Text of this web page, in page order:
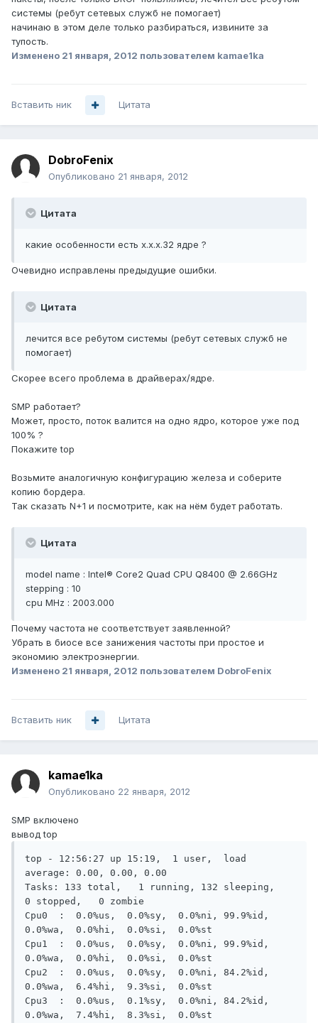
системы (ребут сетевых служб не помогает)
начинаю в этом деле только разбираться, извините за
тупость.
Изменено 21 января, 2012 пользователем kamae1ka
Вставить ник Цитата
DobroFenix
Опубликовано 21 января, 2012
Цитата
какие особенности есть х.х.х.32 ядре ?
Очевидно исправлены предыдущие ошибки.
Цитата
лечится все ребутом системы (ребут сетевых служб не
помогает)
Скорее всего проблема в драйверах/ядре.
SMP работает?
Может, просто, поток валится на одно ядро, которое уже под
100% ?
Покажите top
Возьмите аналогичную конфигурацию железа и соберите
копию бордера.
Так сказать N+1 и посмотрите, как на нём будет работать.
Цитата
model name : Intel® Core2 Quad CPU Q8400 @ 2.66GHz
stepping : 10
cpu MHz : 2003.000
Почему частота не соответствует заявленной?
Убрать в биосе все занижения частоты при простое и
экономию электроэнергии.
Изменено 21 января, 2012 пользователем DobroFenix
Вставить ник Цитата
kamae1ka
Опубликовано 22 января, 2012
SMP включено
вывод top
top - 12:56:27 up 15:19,  1 user,  load
average: 0.00, 0.00, 0.00
Tasks: 133 total,   1 running, 132 sleeping,
0 stopped,   0 zombie
Cpu0  :  0.0%us,  0.0%sy,  0.0%ni, 99.9%id,
0.0%wa,  0.0%hi,  0.0%si,  0.0%st
Cpu1  :  0.0%us,  0.0%sy,  0.0%ni, 99.9%id,
0.0%wa,  0.0%hi,  0.0%si,  0.0%st
Cpu2  :  0.0%us,  0.0%sy,  0.0%ni, 84.2%id,
0.0%wa,  6.4%hi,  9.3%si,  0.0%st
Cpu3  :  0.0%us,  0.1%sy,  0.0%ni, 84.2%id,
0.0%wa,  7.4%hi,  8.3%si,  0.0%st